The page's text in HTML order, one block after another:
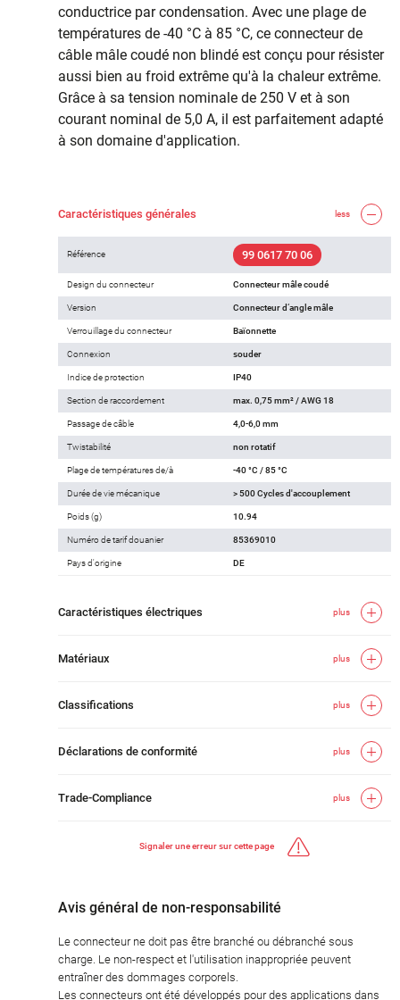
conductrice par condensation. Avec une plage de
températures de -40 °C à 85 °C, ce connecteur de
câble mâle coudé non blindé est conçu pour résister
aussi bien au froid extrême qu'à la chaleur extrême.
Grâce à sa tension nominale de 250 V et à son
courant nominal de 5,0 A, il est parfaitement adapté
à son domaine d'application.
Caractéristiques générales less
Référence 99 0617 70 06
Design du connecteur Connecteur mâle coudé
Version Connecteur d‘angle mâle
Verrouillage du connecteur Baïonnette
Connexion souder
Indice de protection IP40
Section de raccordement max. 0,75 mm² / AWG 18
Passage de câble 4,0-6,0 mm
Twistabilité non rotatif
Plage de températures de/à -40 °C / 85 °C
Durée de vie mécanique > 500 Cycles d'accouplement
Poids (g) 10.94
Numéro de tarif douanier 85369010
Pays d'origine DE
Caractéristiques électriques plus
Matériaux plus
Classifications plus
Déclarations de conformité plus
Trade-Compliance plus
Signaler une erreur sur cette page
Avis général de non-responsabilité
Le connecteur ne doit pas être branché ou débranché sous
charge. Le non-respect et l'utilisation inappropriée peuvent
entraîner des dommages corporels.
Les connecteurs ont été développés pour des applications dans